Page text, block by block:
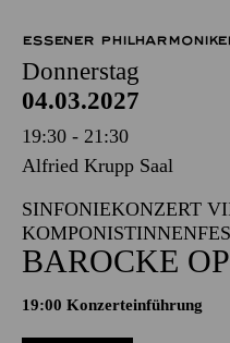
ESSENER
Donnerstag
04.03.2027
19:30 - 21:30
Alfried Krupp Saal
SINFONIEKONZERT
BAROCKE
19:00 Konzerteinführung